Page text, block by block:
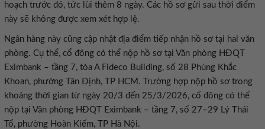
hoạch trước đó, tức lùi thêm 8 ngày. Các hồ sơ gửi sau thời điểm
này sẽ không được xem xét hợp lệ.
Ngân hàng này cũng cập nhật địa điểm tiếp nhận hồ sơ tại hai văn
phòng. Cụ thể, cổ đông có thể nộp hồ sơ tại Văn phòng HĐQT
Eximbank – tầng 7, tòa A Fideco Building, số 28 Phùng Khắc
Khoan, phường Tân Định, TP HCM. Trường hợp nộp hồ sơ trong
khoảng thời gian từ ngày 20/3 đến 25/3/2026, cổ đông có thể
nộp tại Văn phòng HĐQT Eximbank – tầng 7, số 27–29 Lý Thái
Tổ, phường Hoàn Kiếm, TP Hà Nội.